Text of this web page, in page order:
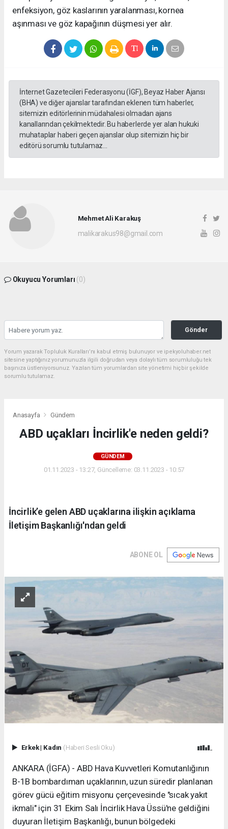
enfeksiyon, göz kaslarının yaralanması, kornea
aşınması ve göz kapağının düşmesi yer alır.
İnternet Gazetecileri Federasyonu (İGF), Beyaz Haber Ajansı
(BHA) ve diğer ajanslar tarafından eklenen tüm haberler,
sitemizin editörlerinin müdahalesi olmadan ajans
kanallarından çekilmektedir. Bu haberlerde yer alan hukuki
muhataplar haberi geçen ajanslar olup sitemizin hiç bir
editörü sorumlu tutulamaz...
Mehmet Ali Karakuş
malikarakus98@gmail.com
Okuyucu Yorumları (0)
Gönder
Yorum yazarak Topluluk Kuralları’nı kabul etmiş bulunuyor ve ipekyoluhaber.net
sitesine yaptığınız yorumunuzla ilgili doğrudan veya dolaylı tüm sorumluluğu tek
başınıza üstleniyorsunuz. Yazılan tüm yorumlardan site yönetimi hiçbir şekilde
sorumlu tutulamaz.
Anasayfa Gündem
ABD uçakları İncirlik'e neden geldi?
GÜNDEM
01.11.2023 - 13:27, Güncelleme: 03.11.2023 - 10:57
İncirlik’e gelen ABD uçaklarına ilişkin açıklama
İletişim Başkanlığı'ndan geldi
ABONE OL
Erkek| Kadın (Haberi Sesli Oku)
ANKARA (İGFA) - ABD Hava Kuvvetleri Komutanlığının
B-1B bombardıman uçaklarının, uzun süredir planlanan
görev gücü eğitim misyonu çerçevesinde "sıcak yakıt
ikmali" için 31 Ekim Salı İncirlik Hava Üssü'ne geldiğini
duyuran İletişim Başkanlığı, bunun bölgedeki